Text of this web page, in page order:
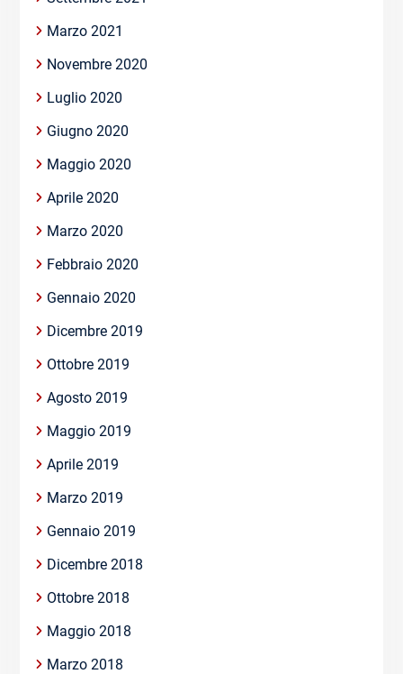
Marzo 2021
Novembre 2020
Luglio 2020
Giugno 2020
Maggio 2020
Aprile 2020
Marzo 2020
Febbraio 2020
Gennaio 2020
Dicembre 2019
Ottobre 2019
Agosto 2019
Maggio 2019
Aprile 2019
Marzo 2019
Gennaio 2019
Dicembre 2018
Ottobre 2018
Maggio 2018
Marzo 2018